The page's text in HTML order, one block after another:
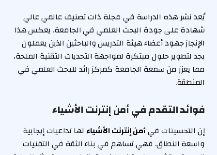
يُعد نشر هذه الدراسة في مجلة ذات تصنيف عالمي عالي
شهادة على جودة البحث العلمي في الجامعة. يعكس هذا
الإنجاز جهود أعضاء هيئة التدريس والباحثين الذين يعملون
بجد لتطوير حلول مبتكرة لمواجهة التحديات التقنية الملحة،
مما يعزز من سمعة الجامعة كمركز رائد للبحث العلمي في
المنطقة.
فوائد التقدم في أمن إنترنت الأشياء
إن التحسينات فيأمن إنترنت الأشياء لها تداعيات إيجابية
واسعة النطاق. فهي تساهم في بناء الثقة في التقنيات